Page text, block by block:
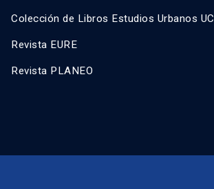
Colección de Libros Estudios Urbanos UC
Revista EURE
Revista PLANEO